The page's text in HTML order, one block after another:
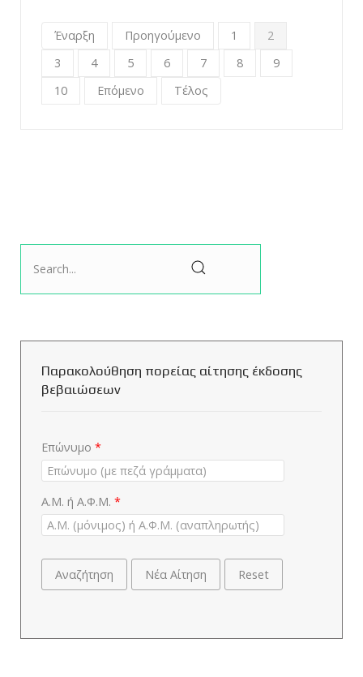
Έναρξη Προηγούμενο 1
2
3
4 5 6 7 8
9
10
Επόμενο Τέλος
Παρακολούθηση πορείας αίτησης έκδοσης
βεβαιώσεων
Επώνυμο *
Α.Μ. ή Α.Φ.Μ. *
Αναζήτηση Νέα Αίτηση Reset